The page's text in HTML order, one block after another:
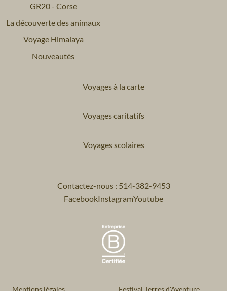
GR20 - Corse
La découverte des animaux
Voyage Himalaya
Nouveautés
Voyages à la carte
Voyages caritatifs
Voyages scolaires
Contactez-nous : 514-382-9453
FacebookInstagramYoutube